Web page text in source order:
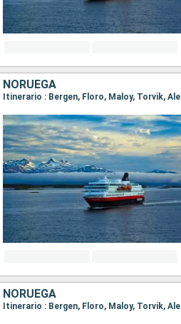
NORUEGA
NORUEGA